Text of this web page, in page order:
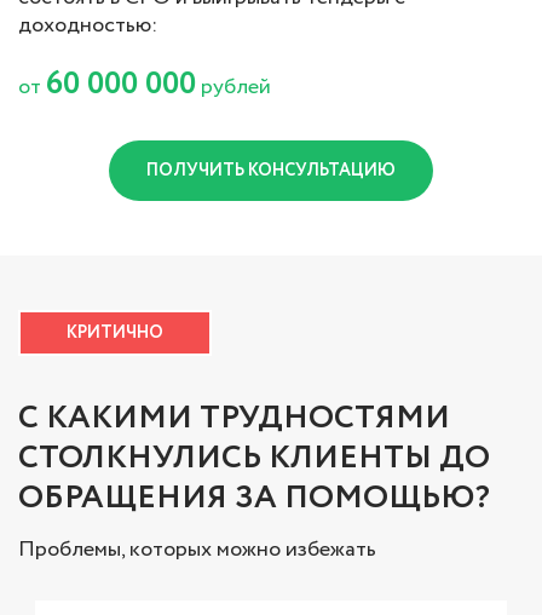
доходностью:
от 60 000 000рублей
ПОЛУЧИТЬ КОНСУЛЬТАЦИЮ
КРИТИЧНО
С КАКИМИ ТРУДНОСТЯМИ
СТОЛКНУЛИСЬ КЛИЕНТЫ ДО
ОБРАЩЕНИЯ ЗА ПОМОЩЬЮ?
Проблемы, которых можно избежать